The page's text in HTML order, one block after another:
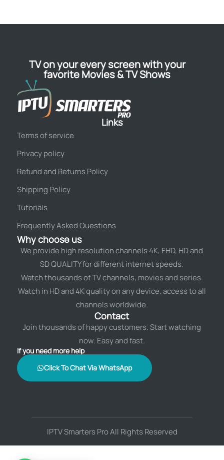
TV on your every screen with your
favorite Movies & TV Shows
Links
Terms of service
Privacy policy
Refund and Returns Policy
Shipping Policy
Tutorials
Frequently Asked Questions
Why choose us
We provide high resolution channels 4K, FHD, HD and
SD QUALITY for different internet speeds.
Watch thousands of TV channels, movies and series.
Watch in HD and 4K quality on any device. access to all
channels worldwide.
Contact
Join thousands of happy customers. Start watching
now. Easy and fast.
If you need more help
Click To Chat Via WhatsApp
IPTV Smarters Pro All Rights Reserved